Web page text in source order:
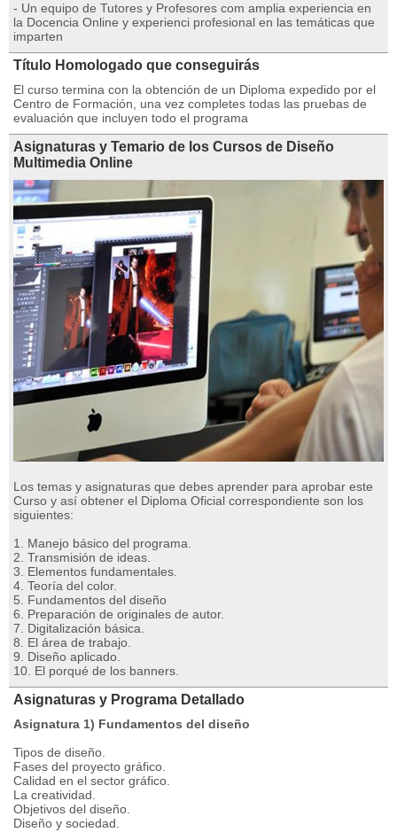
- Un equipo de Tutores y Profesores com amplia experiencia en
la Docencia Online y experienci profesional en las temáticas que
imparten
Título Homologado que conseguirás
El curso termina con la obtención de un Diploma expedido por el
Centro de Formación, una vez completes todas las pruebas de
evaluación que incluyen todo el programa
Asignaturas y Temario de los Cursos de Diseño
Multimedia Online
Los temas y asignaturas que debes aprender para aprobar este
Curso y así obtener el Diploma Oficial correspondiente son los
siguientes:
1. Manejo básico del programa.
2. Transmisión de ideas.
3. Elementos fundamentales.
4. Teoría del color.
5. Fundamentos del diseño
6. Preparación de originales de autor.
7. Digitalización básica.
8. El área de trabajo.
9. Diseño aplicado.
10. El porqué de los banners.
Asignaturas y Programa Detallado
Asignatura 1) Fundamentos del diseño
Tipos de diseño.
Fases del proyecto gráfico.
Calidad en el sector gráfico.
La creatividad.
Objetivos del diseño.
Diseño y sociedad.